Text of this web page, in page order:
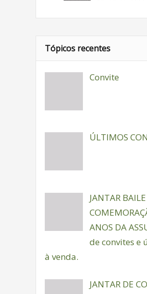
Tópicos recentes
Convite
ÚLTIMOS
JANTAR
ANOS DA
de convites e
à venda.
JANTAR DE